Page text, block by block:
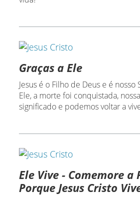
Graças a Ele
Jesus é o Filho de Deus e é nosso
Ele, a morte foi conquistada,
significado e podemos voltar a
Ele Vive - Comemore a
Porque Jesus Cristo